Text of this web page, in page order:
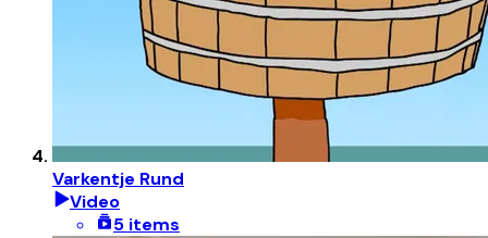
Varkentje Rund
Video
5 items